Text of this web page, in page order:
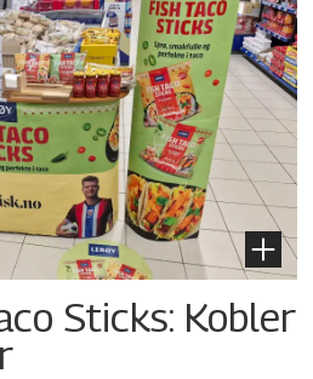
Sticks: Kobler